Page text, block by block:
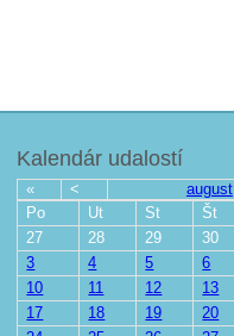
Kalendár udalostí
« < august
Po
Ut St Št
27
28 29 30
3
4 5 6
10
11 12 13
17
18 19 20